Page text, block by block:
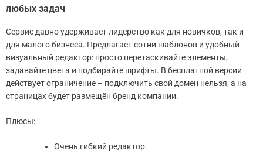
любых задач
Сервис давно удерживает лидерство как для новичков, так и
для малого бизнеса. Предлагает сотни шаблонов и удобный
визуальный редактор: просто перетаскивайте элементы,
задавайте цвета и подбирайте шрифты. В бесплатной версии
действует ограничение – подключить свой домен нельзя, а на
страницах будет размещён бренд компании.
Плюсы:
Очень гибкий редактор.